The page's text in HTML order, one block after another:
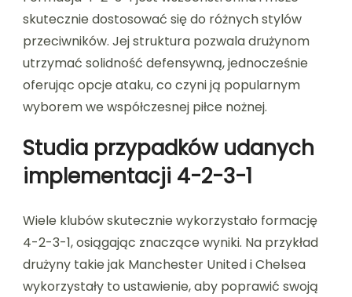
skutecznie dostosować się do różnych stylów
przeciwników. Jej struktura pozwala drużynom
utrzymać solidność defensywną, jednocześnie
oferując opcje ataku, co czyni ją popularnym
wyborem we współczesnej piłce nożnej.
Studia przypadków udanych
implementacji 4-2-3-1
Wiele klubów skutecznie wykorzystało formację
4-2-3-1, osiągając znaczące wyniki. Na przykład
drużyny takie jak Manchester United i Chelsea
wykorzystały to ustawienie, aby poprawić swoją